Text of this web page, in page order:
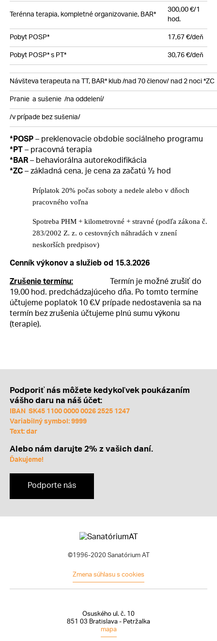
Terénna terapia, kompletné organizovanie, BAR*
300,00 €/1
hod.
Pobyt POSP*
17,67 €/deň
Pobyt POSP* s PT*
30,76 €/deň
Návšteva terapeuta na TT, BAR* klub /nad 70 členov/ nad 2 noci *ZC
Pranie a sušenie /na oddelení/
/v prípade bez sušenia/
*POSP– preklenovacie obdobie sociálneho programu
*PT– pracovná terapia
*BAR– behaviorálna autorekodifikácia
*ZC– základná cena, je cena za začatú ½ hod
Príplatok 20% počas soboty a nedele alebo v dňoch
pracovného voľna
Spotreba PHM + kilometrovné + stravné (podľa zákona č.
283/2002 Z. z. o cestovných náhradách v znení
neskorších predpisov)
Cenník výkonov a služieb od 15.3.2026
Zrušenie termínu: Termín je možné zrušiť do
19,00 hod. predchádzajúceho dňa. Po tomto termíne
účtujeme poplatok 10 €.V prípade nedostavenia sa na
termín bez zrušenia účtujeme plnú sumu výkonu
(terapie).
Podporiť nás môžete kedykoľvek poukázaním
vášho daru na náš účet:
IBAN SK45 1100 0000 0026 2525 1247
Variabilný symbol: 9999
Text: dar
Alebo nám darujte 2% z vašich daní.
Ďakujeme!
Podporte nás
©1996-2020 Sanatórium AT
Zmena súhlasu s cookies
Osuského ul. č. 10
851 03 Bratislava - Petržalka
mapa